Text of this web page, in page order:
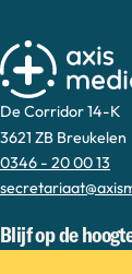
De Corridor 14-K
3621 ZB Breukelen
0346 - 20 00 13
Blijf op de